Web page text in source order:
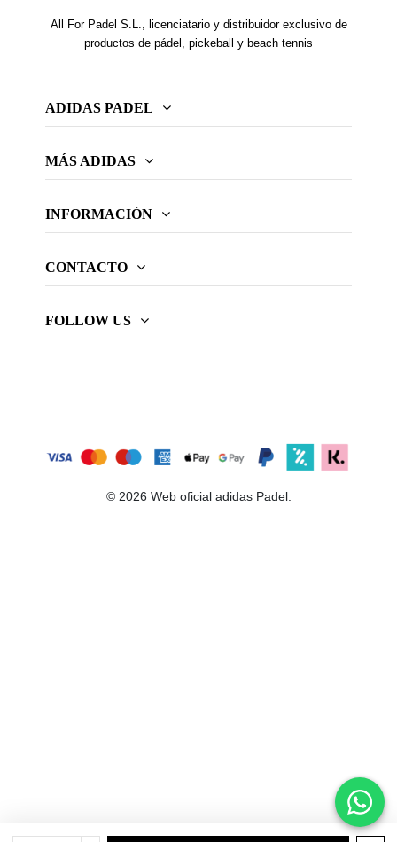
All For Padel S.L., licenciatario y distribuidor exclusivo de
productos de pádel, pickeball y beach tennis
ADIDAS PADEL
MÁS ADIDAS
INFORMACIÓN
CONTACTO
FOLLOW US
© 2026 Web oficial adidas Padel.